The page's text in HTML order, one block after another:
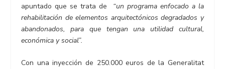
apuntado que se trata de “un programa enfocado a la
rehabilitación de elementos arquitectónicos degradados y
abandonados, para que tengan una utilidad cultural,
económica y social”.
Con una inyección de 250.000 euros de la Generalitat